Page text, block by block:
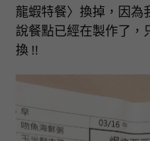
龍蝦特餐〉換掉，因為
說餐點已經在製作了，
換 !!